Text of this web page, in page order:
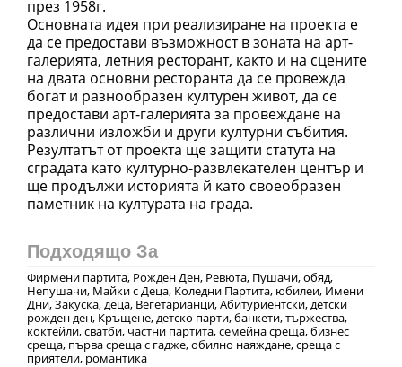
през 1958г.
Основната идея при реализиране на проекта е
да се предостави възможност в зоната на арт-
галерията, летния ресторант, както и на сцените
на двата основни ресторанта да се провежда
богат и разнообразен културен живот, да се
предостави арт-галерията за провеждане на
различни изложби и други културни събития.
Резултатът от проекта ще защити статута на
сградата като културно-развлекателен център и
ще продължи историята й като своеобразен
паметник на културата на града.
Подходящо За
Фирмени партита, Рожден Ден, Ревюта, Пушачи, обяд,
Непушачи, Майки с Деца, Коледни Партита, юбилеи, Имени
Дни, Закуска, деца, Вегетарианци, Абитуриентски, детски
рожден ден, Кръщене, детско парти, банкети, тържества,
коктейли, сватби, частни партита, семейна среща, бизнес
среща, първа среща с гадже, обилно наяждане, среща с
приятели, романтика